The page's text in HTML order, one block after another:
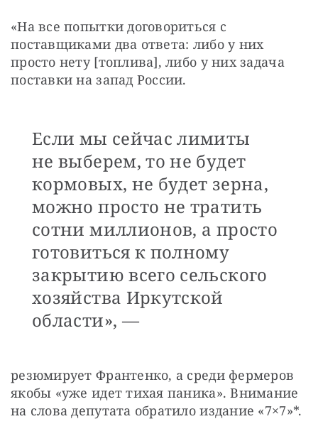
«На все попытки договориться с
поставщиками два ответа: либо у них
просто нету [топлива], либо у них задача
поставки на запад России.
Если мы сейчас лимиты
не выберем, то не будет
кормовых, не будет зерна,
можно просто не тратить
сотни миллионов, а просто
готовиться к полному
закрытию всего сельского
хозяйства Иркутской
области», —
резюмирует Франтенко, а среди фермеров
якобы «уже идет тихая паника». Внимание
на слова депутата обратило издание «7×7»*.